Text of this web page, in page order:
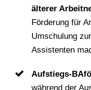
älterer
Förderung für
Umschulung
Assistenten
Aufstiegs-
während der